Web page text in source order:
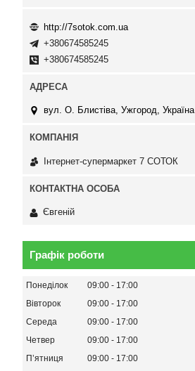
http://7sotok.com.ua
+380674585245
+380674585245
вул. О. Блистіва, Ужгород, Україна
Інтернет-супермаркет 7 СОТОК
Євгеній
Графік роботи
Понеділок 09:00
17:00
Вівторок
09:00
17:00
Середа
09:00
17:00
Четвер
09:00
17:00
Пʼятниця
09:00
17:00